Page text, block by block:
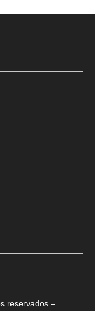
reservados –